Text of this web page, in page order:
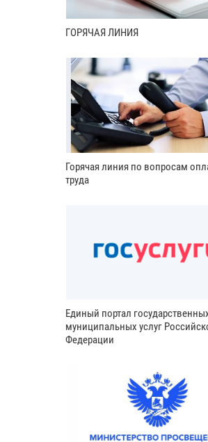
ГОРЯЧАЯ ЛИНИЯ
Горячая линия по вопросам
труда
Единый портал
муниципальных услуг
Федерации